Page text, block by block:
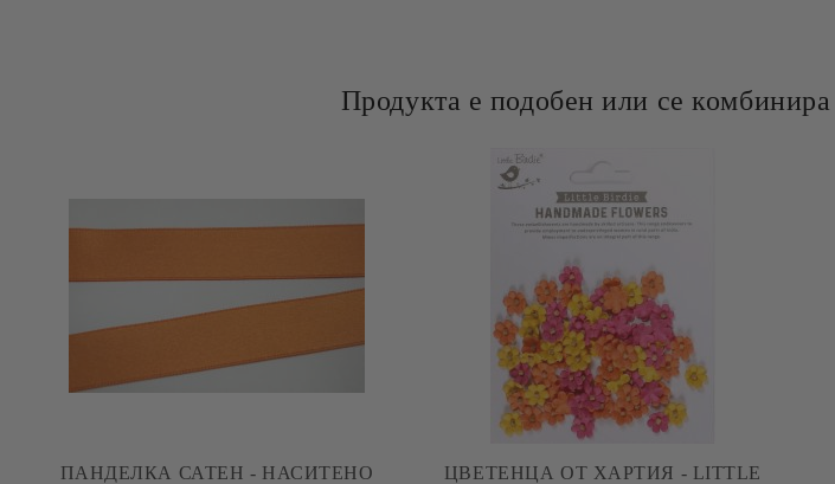
Продукта е подобен или се
ПАНДЕЛКА САТЕН - НАСИТЕНО
ЦВЕТЕНЦА ОТ ХАРТИЯ - LITTLE